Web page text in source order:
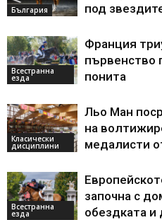
България
под
Всестранна
езда
Франция
първенство
понита
Класически
дисциплини
Льо Ман
на
медалисти
Всестранна
езда
започна с
обездката и